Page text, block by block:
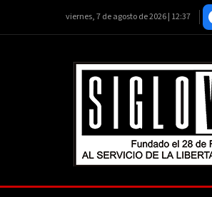
viernes, 7 de agosto de 2026 | 12:37